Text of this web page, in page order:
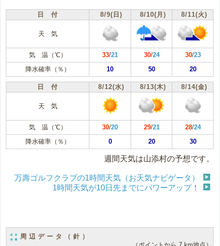
日 付 8/9(日) 8/10(月) 8/11(火)
天 気
気 温（℃） 33/21 30/24 30/23
降水確率（％）
10 50 20
日 付 8/12(水) 8/13(木) 8/14(金)
天 気
気 温（℃） 30/20 29/21 28/24
降水確率（％）
0 20 30
週間天気は山添村の予想です。
万壽ゴルフクラブの1時間天気（お天気ナビゲータ）
1時間天気が10日先までにパワーアップ！
周辺データ（針）